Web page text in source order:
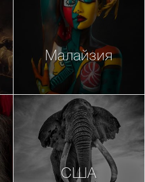
Малайзия
США